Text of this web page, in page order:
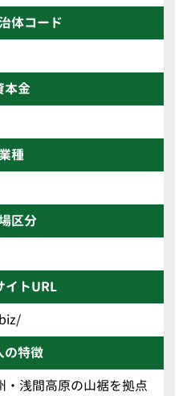
体コード
本金
業種
区分
イトURL
の特徴
・浅間高原の山裾を拠点